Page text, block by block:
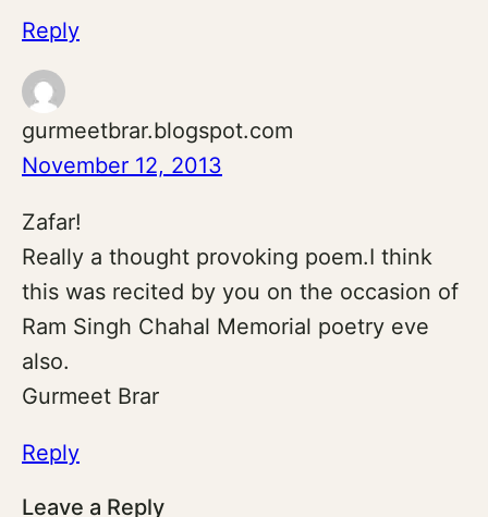
Reply
gurmeetbrar.blogspot.com
November 12, 2013
Zafar!
Really a thought provoking poem.I think
this was recited by you on the occasion of
Ram Singh Chahal Memorial poetry eve
also.
Gurmeet Brar
Reply
Leave a Reply